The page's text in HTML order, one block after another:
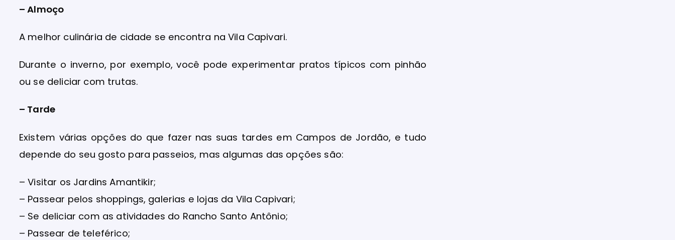
– Almoço
A melhor culinária de cidade se encontra na Vila Capivari.
Durante o inverno, por exemplo, você pode experimentar pratos típicos com pinhão
ou se deliciar com trutas.
– Tarde
Existem várias opções do que fazer nas suas tardes em Campos de Jordão, e tudo
depende do seu gosto para passeios, mas algumas das opções são:
– Visitar os Jardins Amantikir;
– Passear pelos shoppings, galerias e lojas da Vila Capivari;
– Se deliciar com as atividades do Rancho Santo Antônio;
– Passear de teleférico;